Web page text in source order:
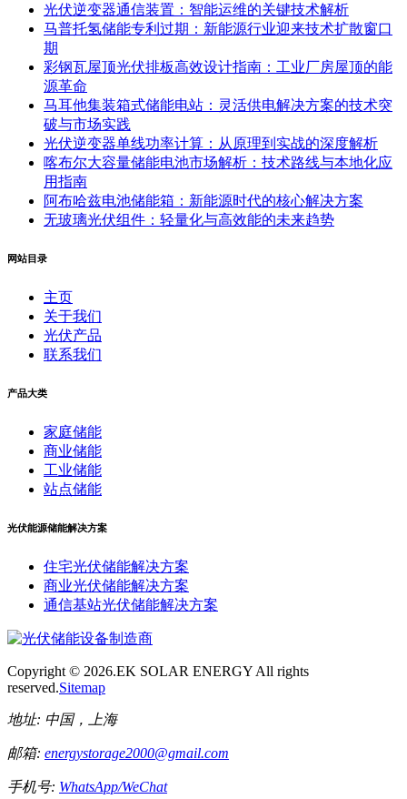
光伏逆变器通信装置：智能运维的关键技术解析
马普托氢储能专利过期：新能源行业迎来技术扩散窗口
期
彩钢瓦屋顶光伏排板高效设计指南：工业厂房屋顶的能
源革命
马耳他集装箱式储能电站：灵活供电解决方案的技术突
破与市场实践
光伏逆变器单线功率计算：从原理到实战的深度解析
喀布尔大容量储能电池市场解析：技术路线与本地化应
用指南
阿布哈兹电池储能箱：新能源时代的核心解决方案
无玻璃光伏组件：轻量化与高效能的未来趋势
网站目录
主页
关于我们
光伏产品
联系我们
产品大类
家庭储能
商业储能
工业储能
站点储能
光伏能源储能解决方案
住宅光伏储能解决方案
商业光伏储能解决方案
通信基站光伏储能解决方案
Copyright © 2026.EK SOLAR ENERGY All rights
reserved.Sitemap
地址: 中国，上海
邮箱: energystorage2000@gmail.com
手机号: WhatsApp/WeChat